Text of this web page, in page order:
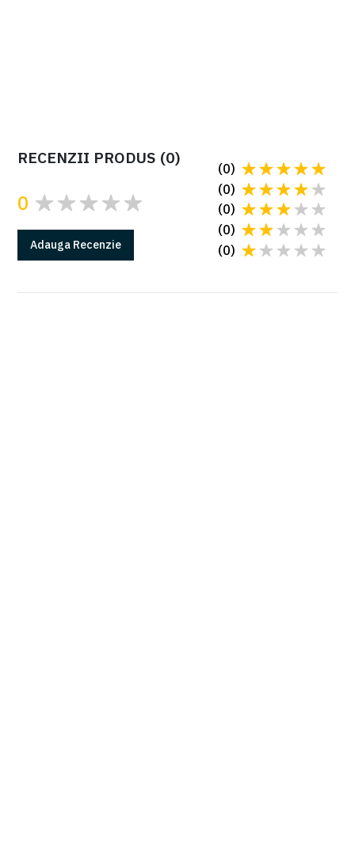
RECENZII PRODUS (0)
0
Adauga Recenzie (0)
(0)
(0)
(0)
(0)